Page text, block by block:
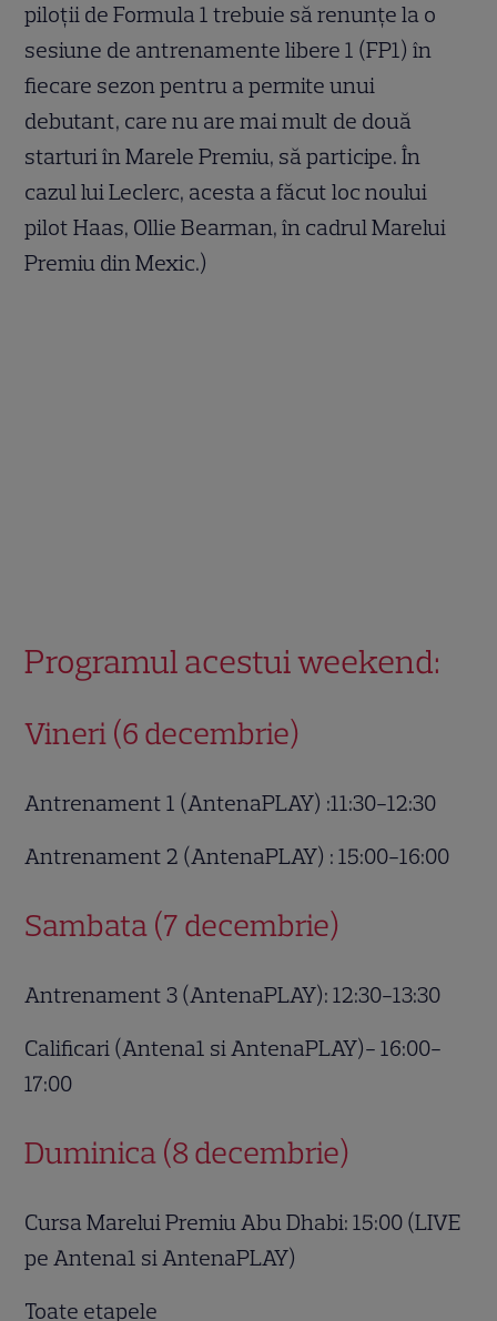
piloții de Formula 1 trebuie să renunțe la o
sesiune de antrenamente libere 1 (FP1) în
fiecare sezon pentru a permite unui
debutant, care nu are mai mult de două
starturi în Marele Premiu, să participe. În
cazul lui Leclerc, acesta a făcut loc noului
pilot Haas, Ollie Bearman, în cadrul Marelui
Premiu din Mexic.)
Programul acestui weekend:
Vineri (6 decembrie)
Antrenament 1 (AntenaPLAY) :11:30-12:30
Antrenament 2 (AntenaPLAY) : 15:00-16:00
Sambata (7 decembrie)
Antrenament 3 (AntenaPLAY): 12:30-13:30
Calificari (Antena1 si AntenaPLAY)- 16:00-
17:00
Duminica (8 decembrie)
Cursa Marelui Premiu Abu Dhabi: 15:00 (LIVE
pe Antena1 si AntenaPLAY)
Toate etapele